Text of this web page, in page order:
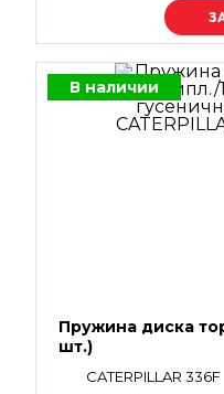
В наличии
Пружина диска
шт.)
CATERPILLAR 336F